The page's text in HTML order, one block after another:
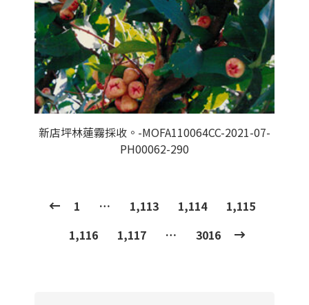
新店坪林蓮霧採收。-MOFA110064CC-2021-07-
PH00062-290
1 … 1,113 1,114
1,115
1,116
1,117 … 3016